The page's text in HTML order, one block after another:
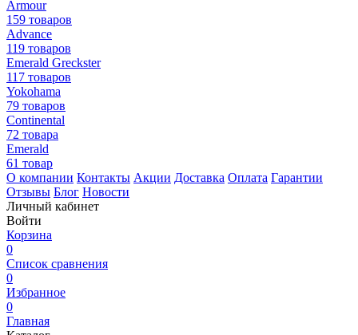
Armour
159 товаров
Advance
119 товаров
Emerald Greckster
117 товаров
Yokohama
79 товаров
Continental
72 товара
Emerald
61 товар
О компании Контакты Акции Доставка Оплата Гарантии
Отзывы Блог Новости
Личный кабинет
Войти
Корзина
0
Список сравнения
0
Избранное
0
Главная